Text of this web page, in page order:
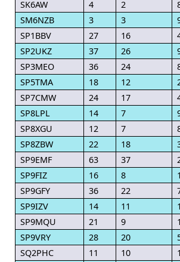
SK6AW 4 2
SM6NZB
3 3
SP1BBV
27 16
SP2UKZ
37 26
SP3MEO
36 24
SP5TMA
18 12
SP7CMW
24 17
SP8LPL
14 7
SP8XGU
12 7
SP8ZBW
22 18
SP9EMF
63 37
SP9FIZ
16 8
SP9GFY
36 22
SP9IZV
14 11
SP9MQU
21 9
SP9VRY
28 20
SQ2PHC
11 10